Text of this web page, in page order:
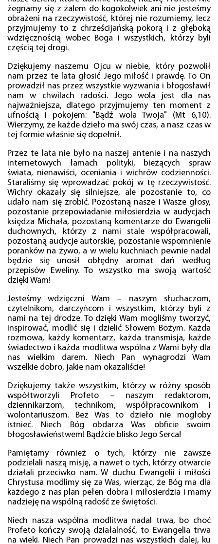
żegnamy się z żalem do kogokolwiek ani nie jesteśmy
obrażeni na rzeczywistość, której nie rozumiemy, lecz
przyjmujemy to z chrześcijańską pokorą i z głęboką
wdzięcznością wobec Boga i wszystkich, którzy byli
częścią tej drogi.
Dziękujemy naszemu Ojcu w niebie, który pozwolił
nam przez te lata głosić Jego miłość i prawdę. To On
prowadził nas przez wszystkie wyzwania i błogosławił
nam w chwilach radości. Jego wola jest dla nas
najważniejsza, dlatego przyjmujemy ten moment z
ufnością i pokojem: "Bądź wola Twoja" (Mt 6,10).
Wierzymy, że każde dzieło ma swój czas, a nasz czas w
tej formie właśnie się dopełnił.
Przez te lata nie było na naszej antenie i na naszych
internetowych łamach polityki, bieżących spraw
świata, nienawiści, oceniania i wichrów codzienności.
Staraliśmy się wprowadzać pokój w tę rzeczywistość.
Wichry okazały się silniejsze, ale pozostanie to, co
udało nam się zrobić. Pozostaną nasze i Wasze głosy,
pozostanie przepowiadanie miłosierdzia w audycjach
księdza Michała, pozostaną komentarze do Ewangelii
duchownych, którzy z nami stale współpracowali,
pozostaną audycje autorskie, pozostanie wspomnienie
poranków na żywo, a w wielu kuchniach pewnie nadal
będzie się unosił obłędny aromat dań według
przepisów Eweliny. To wszystko ma swoją wartość
dzięki Wam!
Jesteśmy wdzięczni Wam – naszym słuchaczom,
czytelnikom, darczyńcom i wszystkim, którzy byli z
nami na tej drodze. To dzięki Wam mogliśmy tworzyć,
inspirować, modlić się i dzielić Słowem Bożym. Każda
rozmowa, każdy komentarz, każda transmisja, każde
świadectwo i każda modlitwa wspólna z Wami były dla
nas wielkim darem. Niech Pan wynagrodzi Wam
wszelkie dobro, jakie nam okazaliście!
Dziękujemy także wszystkim, którzy w różny sposób
współtworzyli Profeto – naszym redaktorom,
dziennikarzom, technikom, współpracownikom i
wolontariuszom. Bez Was to dzieło nie mogłoby
istnieć. Niech Bóg obdarza Was obficie swoim
błogosławieństwem! Bądźcie blisko Jego Serca!
Pamiętamy również o tych, którzy nie zawsze
podzielali naszą misję, a nawet o tych, którzy otwarcie
działali przeciwko nam. W duchu Ewangelii i miłości
Chrystusa modlimy się za Was, wierząc, że Bóg ma dla
każdego z nas plan pełen dobra i miłosierdzia i mamy
nadzieję na wspólną radość ze świętości.
Niech nasza wspólna modlitwa nadal trwa, bo choć
Profeto kończy swoją działalność, to Ewangelia trwa
na wieki. Niech Pan prowadzi nas wszystkich dalej, ku